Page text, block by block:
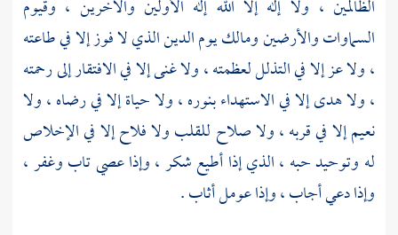
الظالمين ، ولا إله إلا الله إله الأولين والآخرين ، وقيوم
السماوات والأرضين ومالك يوم الدين الذي لا فوز إلا في طاعته
، ولا عز إلا في التذلل لعظمته ، ولا غنى إلا في الافتقار إلى رحمته
، ولا هدى إلا في الاستهداء بنوره ، ولا حياة إلا في رضاه ، ولا
نعيم إلا في قربه ، ولا صلاح للقلب ولا فلاح إلا في الإخلاص
له وتوحيد حبه ، الذي إذا أطيع شكر ، وإذا عصي تاب وغفر ،
وإذا دعي أجاب ، وإذا عومل أثاب .